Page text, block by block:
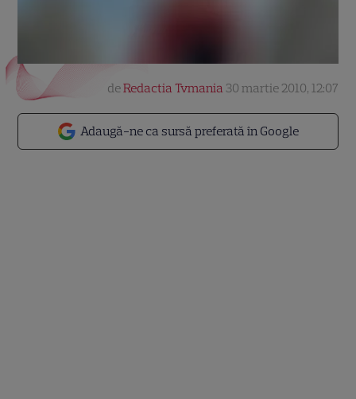
Adaugă-ne ca sursă preferată în Google
deRedactia Tvmania 30 martie 2010, 12:07